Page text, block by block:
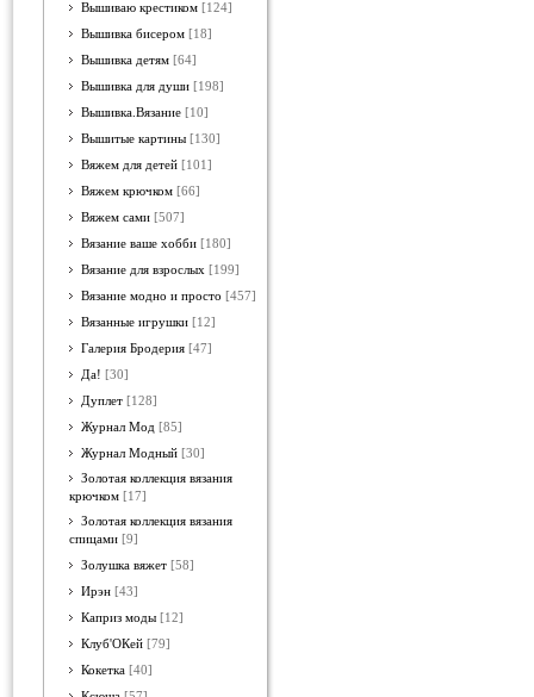
Вышиваю крестиком [124]
Вышивка бисером [18]
Вышивка детям [64]
Вышивка для души [198]
Вышивка.Вязание [10]
Вышитые картины [130]
Вяжем для детей [101]
Вяжем крючком [66]
Вяжем сами [507]
Вязание ваше хобби [180]
Вязание для взрослых [199]
Вязание модно и просто [457]
Вязанные игрушки [12]
Галерия Бродерия [47]
Да! [30]
Дуплет [128]
Журнал Мод [85]
Журнал Модный [30]
Золотая коллекция вязания
крючком [17]
Золотая коллекция вязания
спицами [9]
Золушка вяжет [58]
Ирэн [43]
Каприз моды [12]
Клуб'ОКей [79]
Кокетка [40]